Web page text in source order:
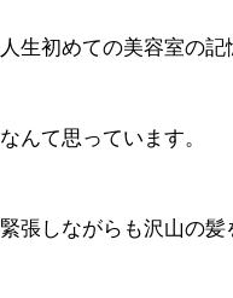
人生初めての美容室の
なんて思っています。
緊張しながらも沢山の